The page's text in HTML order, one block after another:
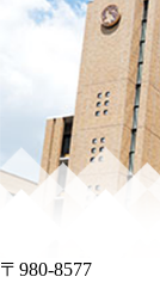
〒980-8577